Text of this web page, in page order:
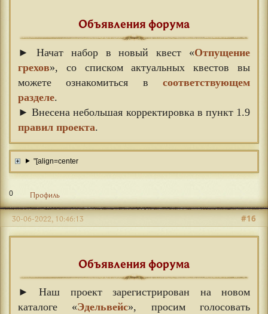
Объявления форума
► Начат набор в новый квест «Отпущение
грехов», со списком актуальных квестов вы
можете ознакомиться в соответствующем
разделе.
► Внесена небольшая корректировка в пункт 1.9
правил проекта.
"[align=center
0 Профиль
#16
30-06-2022, 10:46:13
Объявления форума
► Наш проект зарегистрирован на новом
каталоге «Эдельвейс», просим голосовать